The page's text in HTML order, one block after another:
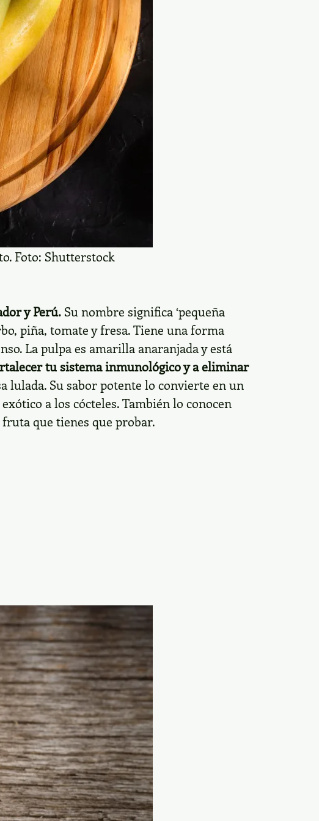
Foto: Shutterstock
yPerú. Su nombre significa ‘pequeña
piña, tomate y fresa. Tiene una forma
La pulpa es amarilla anaranjada y está
tu sistema inmunológico y a eliminar
lulada. Su sabor potente lo convierte en un
a los cócteles. También lo conocen
que tienes que probar.